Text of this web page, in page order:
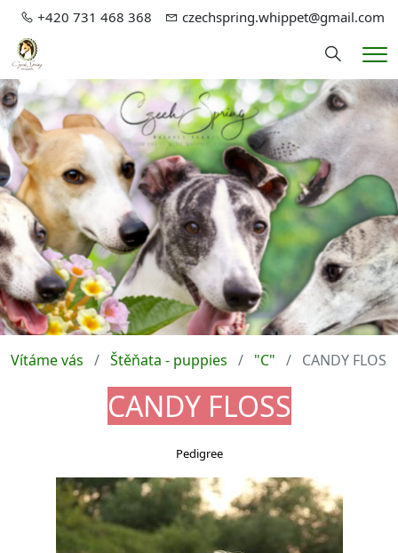
+420 731 468 368 czechspring.whippet@gmail.com
Hledání
Vítáme vás Štěňata - puppies "C" CANDY
CANDY FLOSS
Pedigree